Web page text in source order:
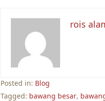
rois
Posted in: Blog
Tagged: bawang besar,